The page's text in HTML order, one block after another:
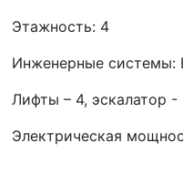
Этажность: 4
Инженерные системы:
Лифты – 4, эскалатор -
Электрическая